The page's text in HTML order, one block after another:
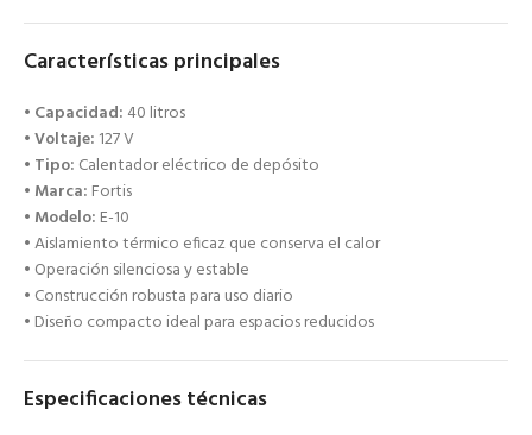
Características principales
• Capacidad: 40 litros
•Voltaje: 127 V
• Tipo: Calentador eléctrico de depósito
• Marca: Fortis
• Modelo: E-10
• Aislamiento térmico eficaz que conserva el calor
• Operación silenciosa y estable
• Construcción robusta para uso diario
• Diseño compacto ideal para espacios reducidos
Especificaciones técnicas